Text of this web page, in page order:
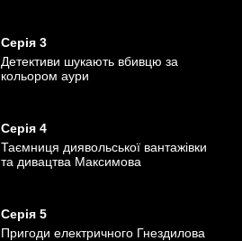
Серія 3
Детективи шукають вбивцю за
кольором аури
Серія 4
Таємниця диявольської вантажівки
та дивацтва Максимова
Серія 5
Пригоди електричного Гнездилова